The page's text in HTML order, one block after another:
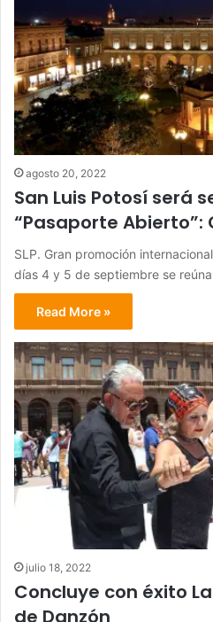
agosto 20, 2022
San Luis Potosí será
“Pasaporte Abierto”:
SLP. Gran promoción
días 4 y 5 de septiembre se
Read More »
julio 18, 2022
Concluye con éxito
de Danzón